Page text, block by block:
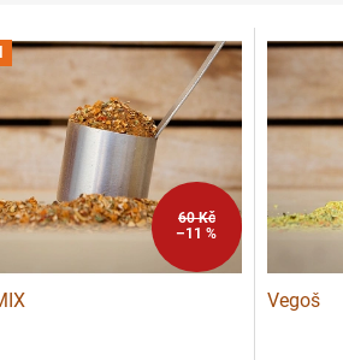
60 Kč
–11 %
Vegoš